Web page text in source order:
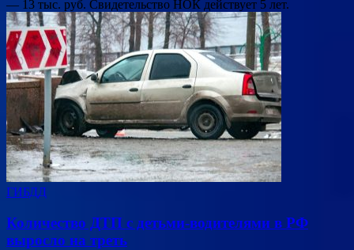
— 13 тыс. руб. Свидетельство НОК действует 5 лет.
ГИБДД
Количество ДТП с детьми-водителями в РФ
выросло на треть